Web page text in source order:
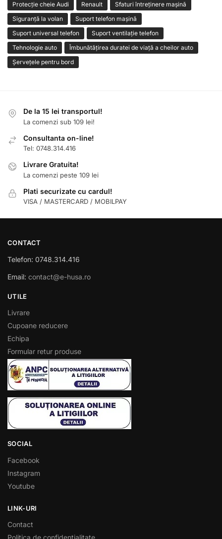
Protecție cheie Audi
Renault
Sfaturi întreținere mașină
Siguranță la volan
Suport telefon mașină
Suport universal telefon
Suport ventilație telefon
Tehnologie auto
Îmbunătățirea duratei de viață a cheilor auto
Șervețele pentru bord
De la 15 lei transportul!
La comenzi sub 109 lei!
Consultanta on-line!
Tel: 0748.314.416
Livrare Gratuita!
La comenzi peste 109 lei
Plati securizate cu cardul!
VISA / MASTERCARD / MOBILPAY
CONTACT
Telefon: 0748.314.416
Email: contact@e-husa.ro
UTILE
Livrare
Cupoane reducere
Echipa
Formular retur produse
SOCIAL
Facebook
Instagram
Youtube
LINK-URI
Contact